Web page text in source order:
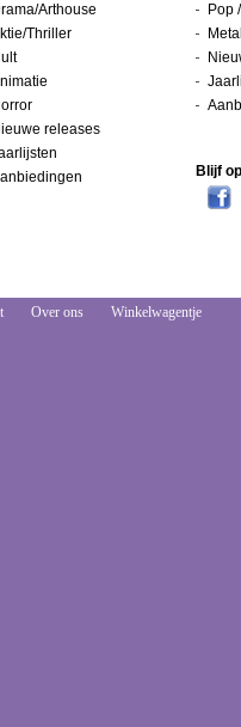
Arthouse
Thriller
releases
Pop
Blijf
Over ons Winkelwagentje